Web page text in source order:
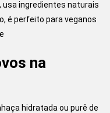
usa ingredientes naturais
é perfeito para veganos
na
hidratada ou purê de